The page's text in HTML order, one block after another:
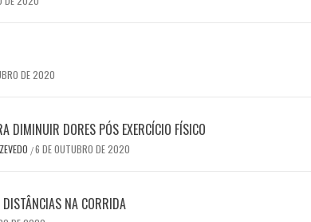
DE 2020
DIMINUIR DORES PÓS EXERCÍCIO FÍSICO
/6 DE OUTUBRO DE 2020
NA CORRIDA